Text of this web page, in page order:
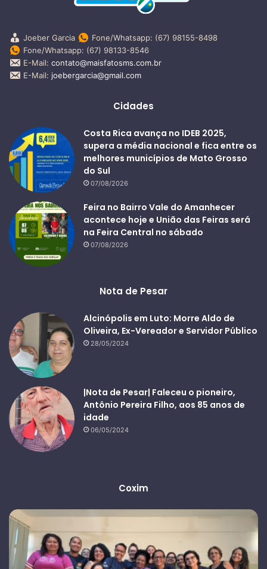
Joeber Garcia
Fone/Whatsapp: (67) 98155-8498
Fone/Whatsapp: (67) 98133-8546
E-Mail: contato@maisfatosms.com.br
E-Mail: joebergarcia@gmail.com
Cidades
Costa Rica avança no IDEB 2025,
supera a média nacional e fica entre os
melhores municípios de Mato Grosso
do Sul
07/08/2026
Feira no Bairro Vale do Amanhecer
acontece hoje e União das Feiras será
na Feira Central no sábado
07/08/2026
Nota de Pesar
Alcinópolis em Luto: Morre Aldo de
Oliveira, Ex-Vereador e Servidor Público
28/05/2024
|Nota de Pesar| Faleceu o pioneiro,
Antônio Pereira Filho, aos 85 anos de
idade
06/05/2024
Coxim